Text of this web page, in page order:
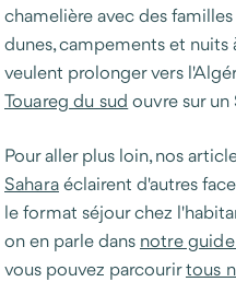
chamelière avec des
dunes, campements et nuits
veulent prolonger vers
Touareg du sud ouvre sur un
Pour aller plus loin, nos
Saharaéclairent d'autres
le format séjour chez
on en parle dans notre
vous pouvez parcourirtous